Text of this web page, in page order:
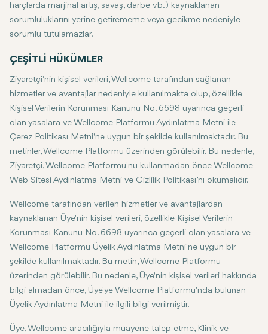
harçlarda marjinal artış, savaş, darbe vb.) kaynaklanan
sorumluluklarını yerine getirememe veya gecikme nedeniyle
sorumlu tutulamazlar.
ÇEŞİTLİ HÜKÜMLER
Ziyaretçi'nin kişisel verileri, Wellcome tarafından sağlanan
hizmetler ve avantajlar nedeniyle kullanılmakta olup, özellikle
Kişisel Verilerin Korunması Kanunu No. 6698 uyarınca geçerli
olan yasalara ve Wellcome Platformu Aydınlatma Metni ile
Çerez Politikası Metni'ne uygun bir şekilde kullanılmaktadır. Bu
metinler, Wellcome Platformu üzerinden görülebilir. Bu nedenle,
Ziyaretçi, Wellcome Platformu'nu kullanmadan önce Wellcome
Web Sitesi Aydınlatma Metni ve Gizlilik Politikası’nı okumalıdır.
Wellcome tarafından verilen hizmetler ve avantajlardan
kaynaklanan Üye'nin kişisel verileri, özellikle Kişisel Verilerin
Korunması Kanunu No. 6698 uyarınca geçerli olan yasalara ve
Wellcome Platformu Üyelik Aydınlatma Metni'ne uygun bir
şekilde kullanılmaktadır. Bu metin, Wellcome Platformu
üzerinden görülebilir. Bu nedenle, Üye'nin kişisel verileri hakkında
bilgi almadan önce, Üye'ye Wellcome Platformu'nda bulunan
Üyelik Aydınlatma Metni ile ilgili bilgi verilmiştir.
Üye, Wellcome aracılığıyla muayene talep etme, Klinik ve